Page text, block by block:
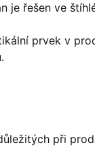
je řešen ve
prvek v
při